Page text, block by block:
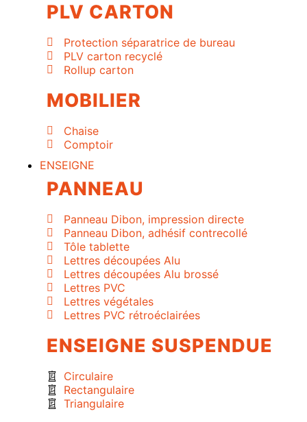
PLV CARTON
Protection séparatrice de bureau
PLV carton recyclé
Rollup carton
MOBILIER
Chaise
Comptoir
ENSEIGNE
PANNEAU
Panneau Dibon, impression directe
Panneau Dibon, adhésif contrecollé
Tôle tablette
Lettres découpées Alu
Lettres découpées Alu brossé
Lettres PVC
Lettres végétales
Lettres PVC rétroéclairées
ENSEIGNE SUSPENDUE
Circulaire
Rectangulaire
Triangulaire